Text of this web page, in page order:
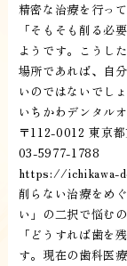
精密な治療を行っ
「そもそも削る必
ようです。こうし
場所であれば、自
いのではないでしょ
いちかわデンタル
〒112-0012 東京
03-5977-1788
https://ichikawa-
削らない治療をめ
い」の二択で悩む
「どうすれば歯を
す。現在の歯科医